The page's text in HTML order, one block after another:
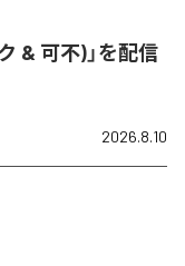
& 可不)」を配信
2026.8.10